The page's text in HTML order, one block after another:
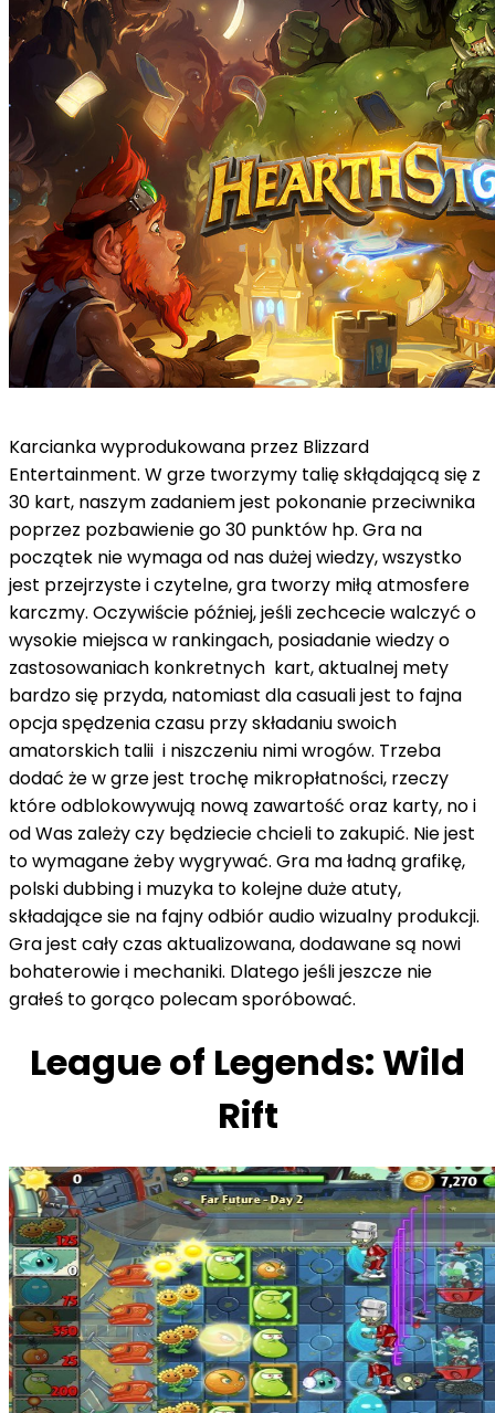
Karcianka wyprodukowana przez Blizzard
Entertainment. W grze tworzymy talię skłądającą się z
30 kart, naszym zadaniem jest pokonanie przeciwnika
poprzez pozbawienie go 30 punktów hp. Gra na
początek nie wymaga od nas dużej wiedzy, wszystko
jest przejrzyste i czytelne, gra tworzy miłą atmosfere
karczmy. Oczywiście później, jeśli zechcecie walczyć o
wysokie miejsca w rankingach, posiadanie wiedzy o
zastosowaniach konkretnych kart, aktualnej mety
bardzo się przyda, natomiast dla casuali jest to fajna
opcja spędzenia czasu przy składaniu swoich
amatorskich talii i niszczeniu nimi wrogów. Trzeba
dodać że w grze jest trochę mikropłatności, rzeczy
które odblokowywują nową zawartość oraz karty, no i
od Was zależy czy będziecie chcieli to zakupić. Nie jest
to wymagane żeby wygrywać. Gra ma ładną grafikę,
polski dubbing i muzyka to kolejne duże atuty,
składające sie na fajny odbiór audio wizualny produkcji.
Gra jest cały czas aktualizowana, dodawane są nowi
bohaterowie i mechaniki. Dlatego jeśli jeszcze nie
grałeś to gorąco polecam sporóbować.
League of Legends: Wild
Rift